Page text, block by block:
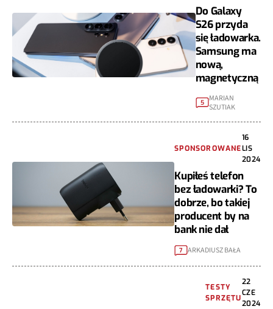
Do Galaxy
S26 przyda
się ładowarka.
Samsung ma
nową,
magnetyczną
5
MARIAN
SZUTIAK
SPONSOROWANE
16
LIS
2024
Kupiłeś telefon
bez ładowarki? To
dobrze, bo takiej
producent by na
bank nie dał
7 ARKADIUSZ BAŁA
TESTY
SPRZĘTU
22
CZE
2024